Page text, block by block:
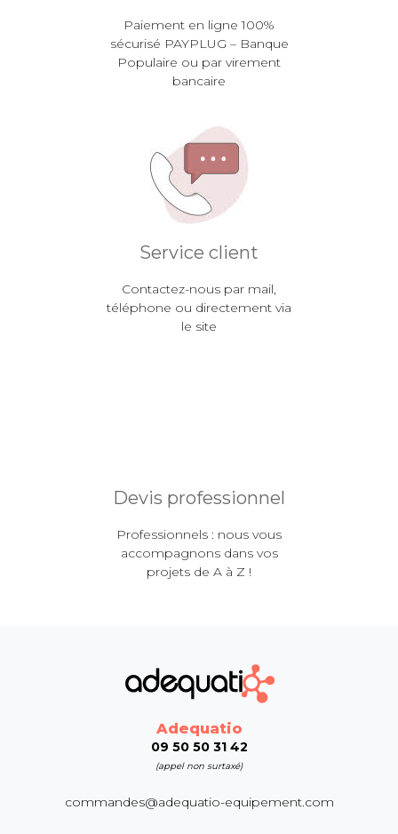
Paiement en ligne 100%
sécurisé PAYPLUG – Banque
Populaire ou par virement
bancaire
Service client
Contactez-nous par mail,
téléphone ou directement via
le site
Devis professionnel
Professionnels : nous vous
accompagnons dans vos
projets de A à Z !
Adequatio
09 50 50 31 42
(appel non surtaxé)
commandes@adequatio-equipement.com